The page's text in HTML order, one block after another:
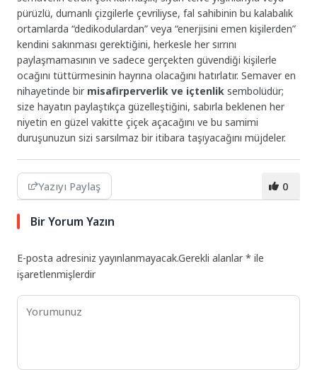
pürüzlü, dumanlı çizgilerle çevriliyse, fal sahibinin bu kalabalık
ortamlarda “dedikodulardan” veya “enerjisini emen kişilerden”
kendini sakınması gerektiğini, herkesle her sırrını
paylaşmamasının ve sadece gerçekten güvendiği kişilerle
ocağını tüttürmesinin hayrına olacağını hatırlatır. Semaver en
nihayetinde bir misafirperverlik ve içtenlik sembolüdür;
size hayatın paylaştıkça güzelleştiğini, sabırla beklenen her
niyetin en güzel vakitte çiçek açacağını ve bu samimi
duruşunuzun sizi sarsılmaz bir itibara taşıyacağını müjdeler.
Yazıyı Paylaş 0
Bir Yorum Yazın
E-posta adresiniz yayınlanmayacak.Gerekli alanlar* ile
işaretlenmişlerdir